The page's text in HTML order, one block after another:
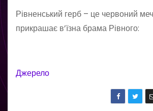
Рівненський герб – це червоний
прикрашає в’їзна брама Рівного:
Джерело